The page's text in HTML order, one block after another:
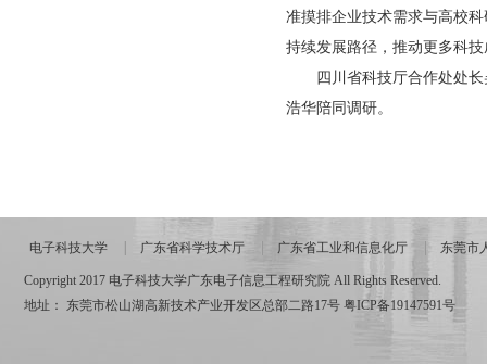
准摸排企业技术需求与高校
持续发展路径，推动更多科
四川省科技厅合作处处长
浩华陪同调研。
电子科技大学 广东省科学技术厅 广东省工业和信息化厅 东莞市
Copyright 2017 电子科技大学广东电子信息工程研究院 All Rights Reserved.
地址： 东莞市松山湖高新技术产业开发区总部二路17号 粤ICP备19147591号